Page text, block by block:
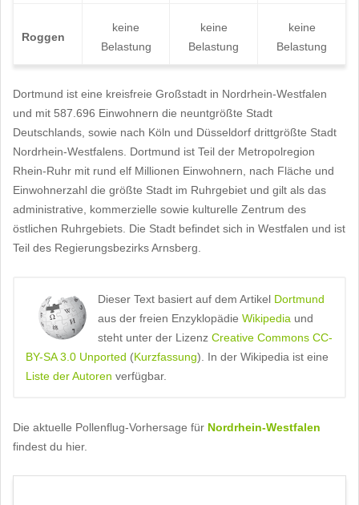
Roggen
keine
Belastung
keine
Belastung
keine
Belastung
Dortmund ist eine kreisfreie Großstadt in Nordrhein-Westfalen
und mit 587.696 Einwohnern die neuntgrößte Stadt
Deutschlands, sowie nach Köln und Düsseldorf drittgrößte Stadt
Nordrhein-Westfalens. Dortmund ist Teil der Metropolregion
Rhein-Ruhr mit rund elf Millionen Einwohnern, nach Fläche und
Einwohnerzahl die größte Stadt im Ruhrgebiet und gilt als das
administrative, kommerzielle sowie kulturelle Zentrum des
östlichen Ruhrgebiets. Die Stadt befindet sich in Westfalen und ist
Teil des Regierungsbezirks Arnsberg.
Dieser Text basiert auf dem Artikel Dortmund
aus der freien Enzyklopädie Wikipedia und
steht unter der Lizenz Creative Commons CC-
BY-SA 3.0 Unported (Kurzfassung). In der Wikipedia ist eine
Liste der Autoren verfügbar.
Die aktuelle Pollenflug-Vorhersage für Nordrhein-Westfalen
findest du hier.